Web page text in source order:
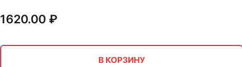
1620.00₽
В КОРЗИНУ